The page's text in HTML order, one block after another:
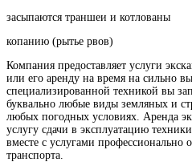
засыпаются траншеи и котлованы
копанию (рытье рвов)
Компания предоставляет услуги
или его аренду на время на сильно
специализированной техникой вы
буквально любые виды земляных и
любых погодных условиях. Аренда
услугу сдачи в эксплуатацию
вместе с услугами
транспорта.